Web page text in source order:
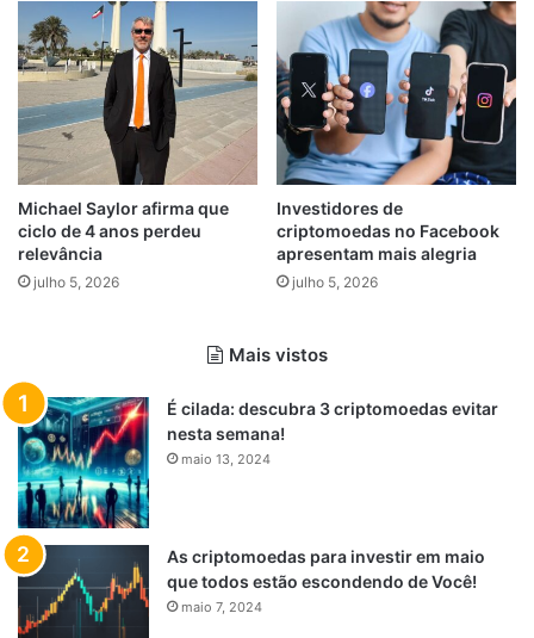
Michael Saylor afirma que
ciclo de 4 anos perdeu
relevância
julho 5, 2026
Investidores de
criptomoedas no Facebook
apresentam mais alegria
julho 5, 2026
Mais vistos
É cilada: descubra 3 criptomoedas evitar
nesta semana!
maio 13, 2024
As criptomoedas para investir em maio
que todos estão escondendo de Você!
maio 7, 2024